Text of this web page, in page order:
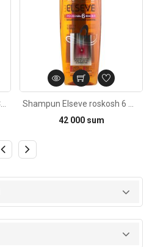
42 000 sum